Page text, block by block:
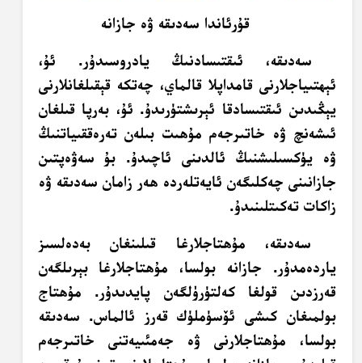
قۇرئاندا سەدىقە ۋە جازانە
سەدىقە، ئىقتىسادنىڭ يادروسىدۇر. ئۇ،
ئېھتىياجلارنى قامداپلا قالماي، چەتكە قېقىلغانلارنى
يېڭىدىن ئىقتىسادقا ئېرىشتۈرىدۇ. ئۇ، بەرپا قىلغان
ئىشەنچ ۋە خاتىرجەم مۇھىت بىلەن تەرەققىياتنىڭ
ۋە يۈكسىلىشنىڭ ئالدىنى ئاچىدۇ. بۇ سەۋەپتىن
جازانىنى چەكلىگەن ئايەتلەردە ھەر زامان سەدىقە ۋە
زاكات تەكىتلىنىدۇ.
سەدىقە، مۇھتاجلارغا قىلىنغان بەدەلسىز
ياردەمدۇر. جازانە بولسا، مۇھتاجلارغا بېرىلگەن
قەرزدىن قولغا كەلتۈرۈلگەن پايدىدۇر. مۇھتاج
بولمىغان كىشى ئۆسۈملۈك قەرز ئالماس. سەدىقە
بولسا، مۇھتاجلارنى ۋە جەمئىيەتنى خاتىرجەم